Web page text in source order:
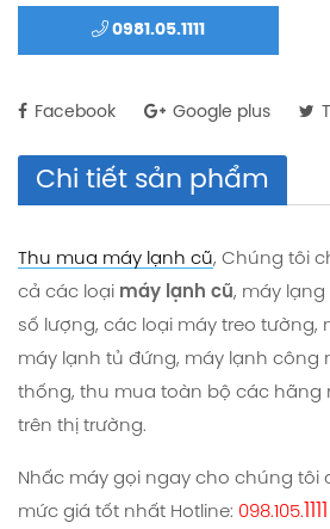
0981.05.1111
Facebook Google plus
Chi tiết sản phẩm
Thu mua máy lạnh cũ, Chúng tôi
cả các loại máy lạnh cũ, máy
số lượng, các loại máy treo tường,
máy lạnh tủ đứng, máy lạnh công
thống, thu mua toàn bộ các hãng
trên thị trường.
Nhấc máy gọi ngay cho chúng tôi
mức giá tốt nhất Hotline: 098.105.1111